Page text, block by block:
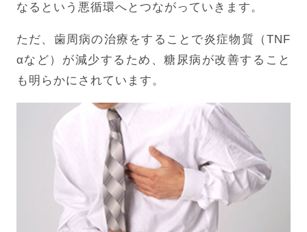
なるという悪循環へとつながっていきます。
ただ、歯周病の治療をすることで炎症物質（TNF
αなど）が減少するため、糖尿病が改善すること
も明らかにされています。